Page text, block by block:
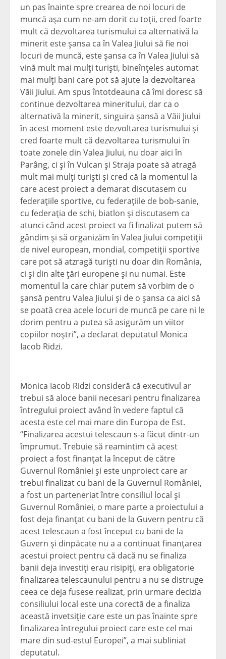
un pas înainte spre crearea de noi locuri de
muncă aşa cum ne-am dorit cu toţii, cred foarte
mult că dezvoltarea turismului ca alternativă la
minerit este şansa ca în Valea Jiului să fie noi
locuri de muncă, este şansa ca în Valea Jiului să
vină mult mai mulţi turişti, bineînţeles automat
mai mulţi bani care pot să ajute la dezvoltarea
Văii Jiului. Am spus întotdeauna că îmi doresc să
continue dezvoltarea mineritului, dar ca o
alternativă la minerit, singuira şansă a Văii Jiului
în acest moment este dezvoltarea turismului şi
cred foarte mult că dezvoltarea turismului în
toate zonele din Valea Jiului, nu doar aici în
Parâng, ci şi în Vulcan şi Straja poate să atragă
mult mai mulţi turişti şi cred că la momentul la
care acest proiect a demarat discutasem cu
federaţiile sportive, cu federaţiile de bob-sanie,
cu federaţia de schi, biatlon şi discutasem ca
atunci când acest proiect va fi finalizat putem să
gândim şi să organizăm în Valea Jiului competiţii
de nivel european, mondial, competiţii sportive
care pot să atzragă turişti nu doar din România,
ci şi din alte ţări europene şi nu numai. Este
momentul la care chiar putem să vorbim de o
şansă pentru Valea Jiului şi de o şansa ca aici să
se poată crea acele locuri de muncă pe care ni le
dorim pentru a putea să asigurăm un viitor
copiilor noştri”, a declarat deputatul Monica
Iacob Ridzi.
Monica Iacob Ridzi consideră că executivul ar
trebui să aloce banii necesari pentru finalizarea
întregului proiect având în vedere faptul că
acesta este cel mai mare din Europa de Est.
“Finalizarea acestui telescaun s-a făcut dintr-un
împrumut. Trebuie să reamintim că acest
proiect a fost finanţat la început de către
Guvernul României şi este unproiect care ar
trebui finalizat cu bani de la Guvernul României,
a fost un parteneriat între consiliul local şi
Guvernul României, o mare parte a proiectului a
fost deja finanţat cu bani de la Guvern pentru că
acest telescaun a fost început cu bani de la
Guvern şi dinpăcate nu a a continuat finanţarea
acestui proiect pentru că dacă nu se finaliza
banii deja investiţi erau risipiţi, era obligatorie
finalizarea telescaunului pentru a nu se distruge
ceea ce deja fusese realizat, prin urmare decizia
consiliului local este una corectă de a finaliza
această invetsiţie care este un pas înainte spre
finalizarea întregului proiect care este cel mai
mare din sud-estul Europei”, a mai subliniat
deputatul.